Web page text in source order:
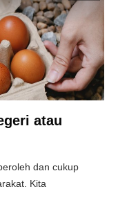
atau
dan cukup
Kita